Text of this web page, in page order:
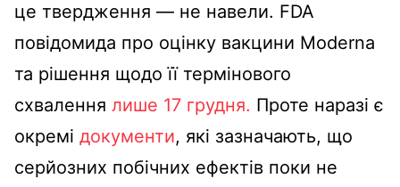
це твердження — не навели. FDA
повідомида про оцінку вакцини Moderna
та рішення щодо її термінового
схвалення лише 17 грудня. Проте наразі є
окремі документи, які зазначають, що
серйозних побічних ефектів поки не